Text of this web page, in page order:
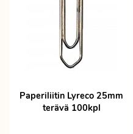
Paperiliitin Lyreco 25mm
terävä 100kpl